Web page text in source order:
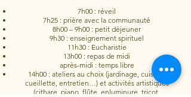
7h00 : réveil
7h25 : prière avec la communauté
8h00 – 9h00 : petit déjeuner
9h30 : enseignement spirituel
11h30 : Eucharistie
13h00 : repas de midi
après-midi : temps libre
14h00 : ateliers au choix (jardinage, cuisine,
cueillette, entretien…) et activités artistiques
(cithare, piano, flûte, enluminure, tricot,